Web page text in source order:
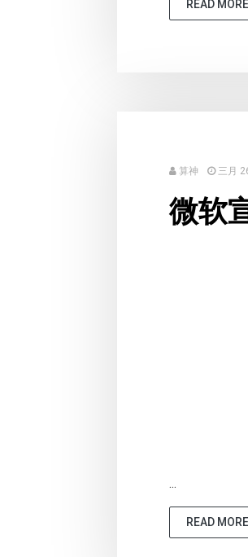
READ MORE
算神 三月
微软
...
READ MORE